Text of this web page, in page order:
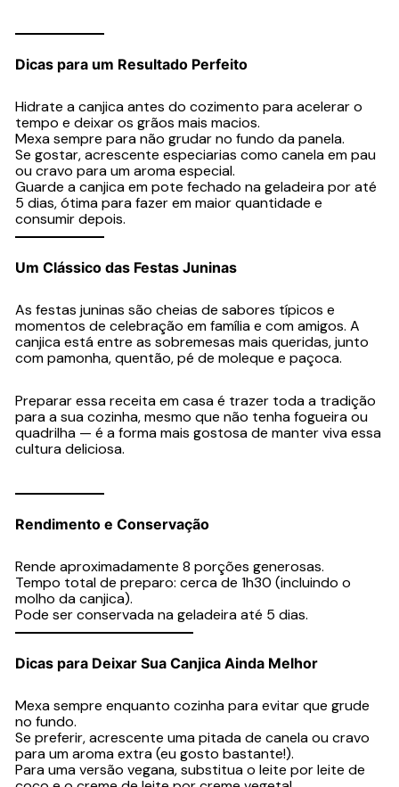
Dicas para um Resultado Perfeito
Hidrate a canjica antes do cozimento para acelerar o
tempo e deixar os grãos mais macios.
Mexa sempre para não grudar no fundo da panela.
Se gostar, acrescente especiarias como canela em pau
ou cravo para um aroma especial.
Guarde a canjica em pote fechado na geladeira por até
5 dias, ótima para fazer em maior quantidade e
consumir depois.
Um Clássico das Festas Juninas
As festas juninas são cheias de sabores típicos e
momentos de celebração em família e com amigos. A
canjica está entre as sobremesas mais queridas, junto
com pamonha, quentão, pé de moleque e paçoca.
Preparar essa receita em casa é trazer toda a tradição
para a sua cozinha, mesmo que não tenha fogueira ou
quadrilha — é a forma mais gostosa de manter viva essa
cultura deliciosa.
Rendimento e Conservação
Rende aproximadamente 8 porções generosas.
Tempo total de preparo: cerca de 1h30 (incluindo o
molho da canjica).
Pode ser conservada na geladeira até 5 dias.
Dicas para Deixar Sua Canjica Ainda Melhor
Mexa sempre enquanto cozinha para evitar que grude
no fundo.
Se preferir, acrescente uma pitada de canela ou cravo
para um aroma extra (eu gosto bastante!).
Para uma versão vegana, substitua o leite por leite de